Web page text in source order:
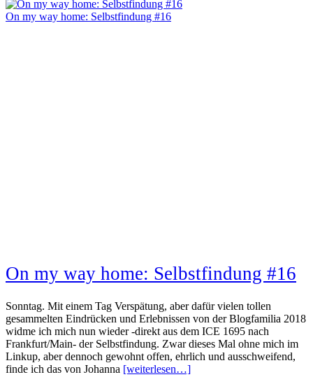
On my way home: Selbstfindung #16
On my way home: Selbstfindung #16
Sonntag. Mit einem Tag Verspätung, aber dafür vielen tollen
gesammelten Eindrücken und Erlebnissen von der Blogfamilia 2018
widme ich mich nun wieder -direkt aus dem ICE 1695 nach
Frankfurt/Main- der Selbstfindung. Zwar dieses Mal ohne mich im
Linkup, aber dennoch gewohnt offen, ehrlich und ausschweifend,
finde ich das von Johanna [weiterlesen…]